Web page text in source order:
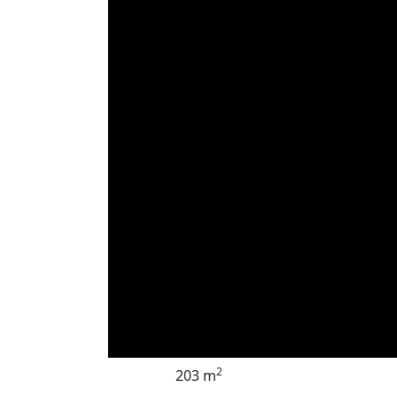
203 m2